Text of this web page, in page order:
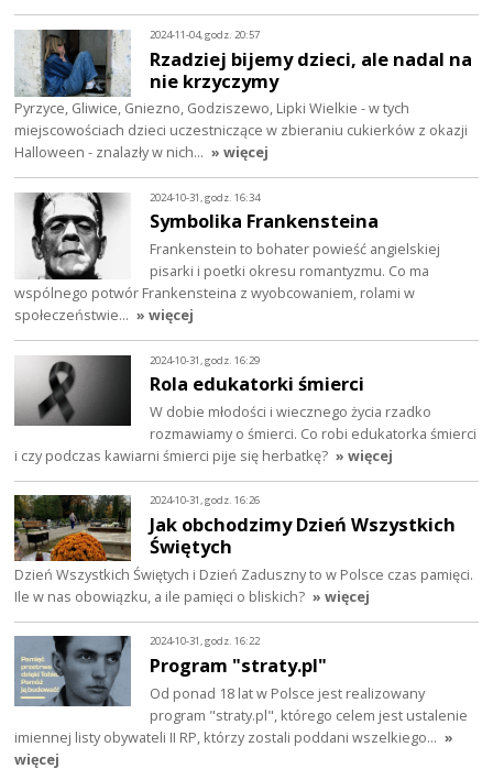
2024-11-04, godz. 20:57
Rzadziej bijemy dzieci, ale nadal na
nie krzyczymy
Pyrzyce, Gliwice, Gniezno, Godziszewo, Lipki Wielkie - w tych
miejscowościach dzieci uczestniczące w zbieraniu cukierków z okazji
Halloween - znalazły w nich… » więcej
2024-10-31, godz. 16:34
Symbolika Frankensteina
Frankenstein to bohater powieść angielskiej
pisarki i poetki okresu romantyzmu. Co ma
wspólnego potwór Frankensteina z wyobcowaniem, rolami w
społeczeństwie… » więcej
2024-10-31, godz. 16:29
Rola edukatorki śmierci
W dobie młodości i wiecznego życia rzadko
rozmawiamy o śmierci. Co robi edukatorka śmierci
i czy podczas kawiarni śmierci pije się herbatkę? » więcej
2024-10-31, godz. 16:26
Jak obchodzimy Dzień Wszystkich
Świętych
Dzień Wszystkich Świętych i Dzień Zaduszny to w Polsce czas pamięci.
Ile w nas obowiązku, a ile pamięci o bliskich? » więcej
2024-10-31, godz. 16:22
Program "straty.pl"
Od ponad 18 lat w Polsce jest realizowany
program "straty.pl", którego celem jest ustalenie
imiennej listy obywateli II RP, którzy zostali poddani wszelkiego… »
więcej